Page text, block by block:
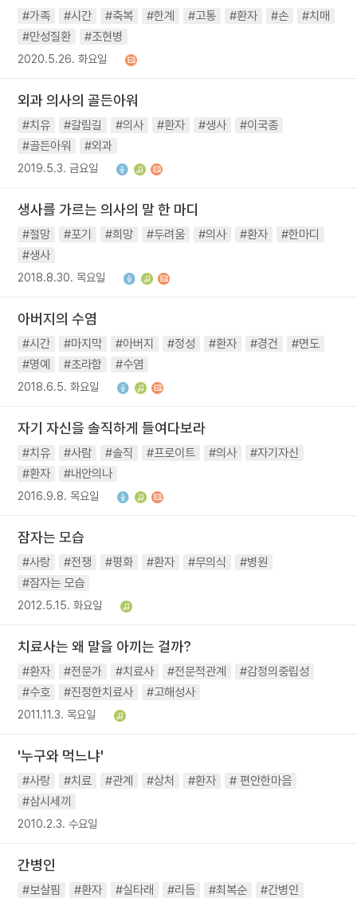
#가족 #시간 #축복 #한계 #고통 #환자 #손
#치매
#만성질환
#조현병
2020.5.26. 화요일
외과 의사의 골든아워
#치유 #갈림길 #의사 #환자 #생사
#이국종
#골든아워
#외과
2019.5.3. 금요일
생사를 가르는 의사의 말 한 마디
#절망 #포기 #희망 #두려움 #의사 #환자
#한마디
#생사
2018.8.30. 목요일
아버지의 수염
#시간 #마지막 #아버지 #정성 #환자 #경건
#면도
#명예
#초라함 #수염
2018.6.5. 화요일
자기 자신을 솔직하게 들여다보라
#치유 #사람 #솔직 #프로이트 #의사
#자기자신
#환자
#내안의나
2016.9.8. 목요일
잠자는 모습
#사랑 #전쟁 #평화 #환자 #무의식
#병원
#잠자는 모습
2012.5.15. 화요일
치료사는 왜 말을 아끼는 걸까?
#환자 #전문가 #치료사 #전문적관계
#감정의중립성
#수호
#진정한치료사 #고해성사
2011.11.3. 목요일
'누구와 먹느냐'
#사랑 #치료 #관계 #상처 #환자
# 편안한마음
#삼시세끼
2010.2.3. 수요일
간병인
#보살핌 #환자 #실타래 #리듬 #최복순 #간병인